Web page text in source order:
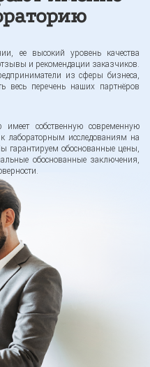
ее высокий уровень качества
и рекомендации заказчиков.
из сферы бизнеса,
весь перечень наших партнёров
собственную современную
к лабораторным исследованиям на
гарантируем обоснованные цены,
обоснованные заключения,